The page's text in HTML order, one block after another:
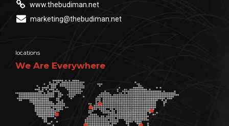
www.thebudiman.net
marketing@thebudiman.net
locations
We Are Everywhere